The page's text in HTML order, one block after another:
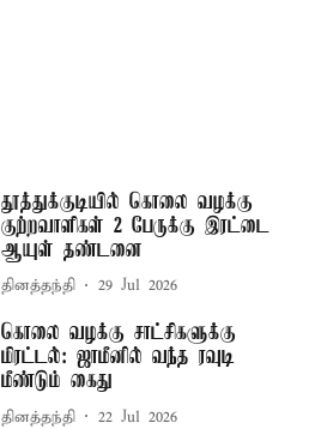
தூத்துக்குடியில் கொலை வழக்கு
குற்றவாளிகள் 2 பேருக்கு இரட்டை
ஆயுள் தண்டனை
தினத்தந்தி 29 Jul 2026
கொலை வழக்கு சாட்சிகளுக்கு
மிரட்டல்: ஜாமீனில் வந்த ரவுடி
மீண்டும் கைது
தினத்தந்தி 22 Jul 2026